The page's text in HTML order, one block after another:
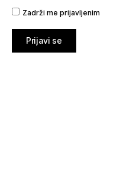
Zadrži me prijavljenim
Prijavi se